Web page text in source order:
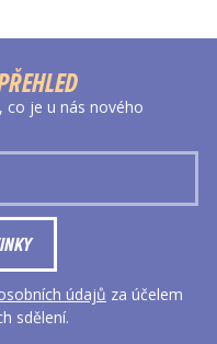
co je u nás nového
údajů za účelem
sdělení.